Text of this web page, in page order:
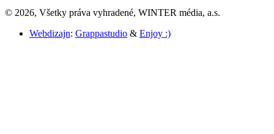
© 2026, Všetky práva vyhradené, WINTER média, a.s.
Webdizajn: Grappastudio & Enjoy :)